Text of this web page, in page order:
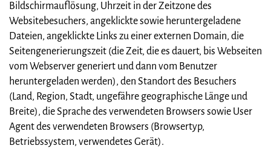
Bildschirmauflösung, Uhrzeit in der Zeitzone des
Websitebesuchers, angeklickte sowie heruntergeladene
Dateien, angeklickte Links zu einer externen Domain, die
Seitengenerierungszeit (die Zeit, die es dauert, bis Webseiten
vom Webserver generiert und dann vom Benutzer
heruntergeladen werden), den Standort des Besuchers
(Land, Region, Stadt, ungefähre geographische Länge und
Breite), die Sprache des verwendeten Browsers sowie User
Agent des verwendeten Browsers (Browsertyp,
Betriebssystem, verwendetes Gerät).